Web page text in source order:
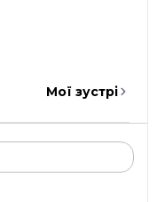
Мої зустрічі (0)